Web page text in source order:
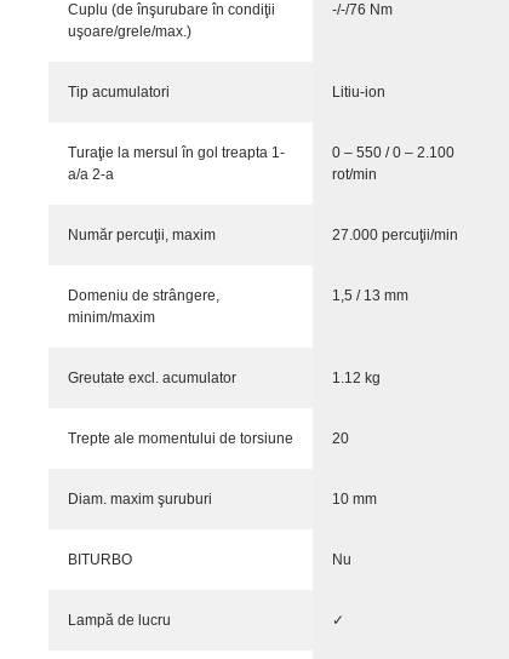
Cuplu (de înşurubare în condiţii
uşoare/grele/max.)
-/-/76 Nm
Tip acumulatori Litiu-ion
Turaţie la mersul în gol treapta 1-
a/a 2-a
0 – 550 / 0 – 2.100
rot/min
Număr percuţii, maxim 27.000 percuţii/min
Domeniu de strângere,
minim/maxim
1,5 / 13 mm
Greutate excl. acumulator 1.12 kg
Trepte ale momentului de torsiune 20
Diam. maxim şuruburi 10 mm
BITURBO Nu
Lampă de lucru ✓